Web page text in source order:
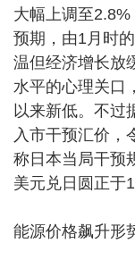
大幅上调至
预期，由1月时
温但经济增长放
水平的心理关口
以来新低。不过
入市干预汇价，
称日本当局干预
美元兑日圆正于
能源价格飙升形